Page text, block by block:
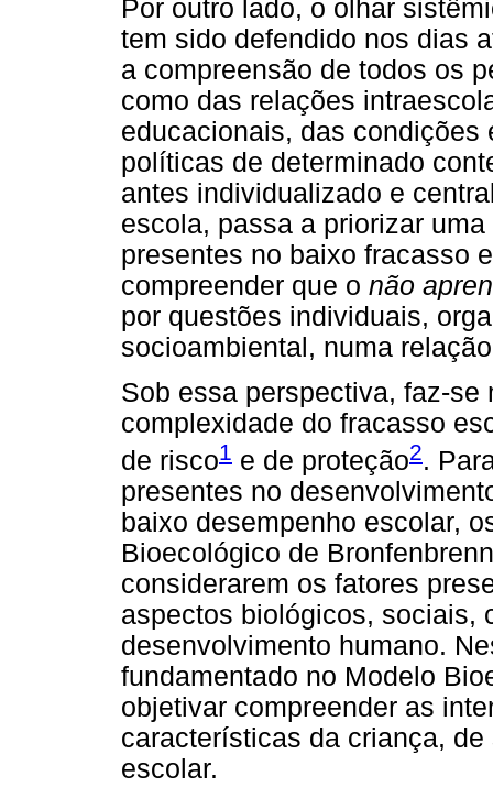
Por outro lado, o olhar
tem sido defendido nos dias
a compreensão de todos os
como das relações
educacionais, das
políticas de determinado
antes individualizado e
escola, passa a priorizar
presentes no baixo fracasso
compreender que o não
por questões individuais,
socioambiental, numa
Sob essa perspectiva, faz-se
complexidade do fracasso
de risco1 e de proteção2.
presentes no
baixo desempenho escolar,
Bioecológico de
considerarem os fatores
aspectos biológicos, sociais,
desenvolvimento humano.
fundamentado no Modelo
objetivar compreender as
características da criança,
escolar.